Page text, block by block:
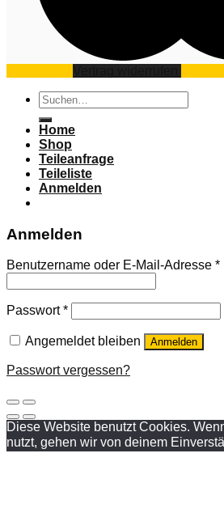
Suchen
nach:
Home
Shop
Teileanfrage
Teileliste
Anmelden
Anmelden
Benutzername oder E-Mail-Adresse *
Passwort*
Angemeldet bleiben Anmelden
Passwort vergessen?
Diese Website benutzt Cookies.
nutzt, gehen wir von deinem